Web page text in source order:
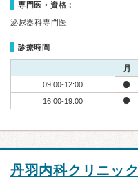
専門医・資格：
泌尿器科専門医
診療時間
月
09:00-12:00
16:00-19:00
丹羽内科クリニック